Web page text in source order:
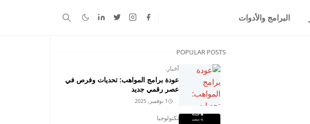
البرامج والأدوات
POPULAR POSTS
أخبار.
عودة برامج المواهب: تحديات وفرص في
عصر رقمي جديد
1 نوفمبر, 2025
تكنولوجيا